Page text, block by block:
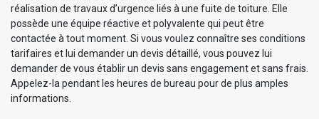
réalisation de travaux d’urgence liés à une fuite de toiture. Elle
possède une équipe réactive et polyvalente qui peut être
contactée à tout moment. Si vous voulez connaître ses conditions
tarifaires et lui demander un devis détaillé, vous pouvez lui
demander de vous établir un devis sans engagement et sans frais.
Appelez-la pendant les heures de bureau pour de plus amples
informations.